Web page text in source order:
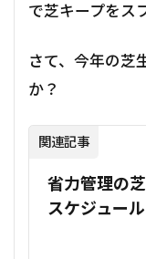
で芝キープをス
さて、今年の芝
か？
関連記事
省力管理の
スケジュール